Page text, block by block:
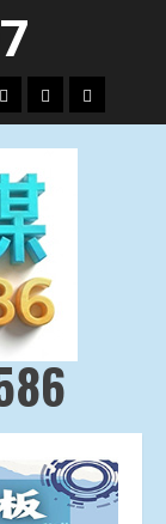
國
運
動
生
活